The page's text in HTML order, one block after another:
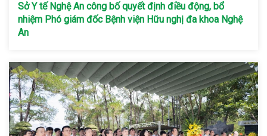
Sở Y tế Nghệ An công bố quyết định điều động, bổ
nhiệm Phó giám đốc Bệnh viện Hữu nghị đa khoa Nghệ
An